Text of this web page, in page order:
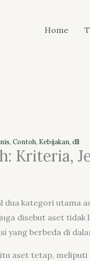
Home
Contoh, Kebijakan, dll
Kriteria,
dua kategori utama
disebut aset
yang berbeda di
aset tetap,